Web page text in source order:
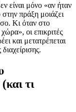
είναι μόνο «αν ήταν
πράξη μοιάζει
Κι όταν στο
οι επικριτές
και μετατρέπεται
τι